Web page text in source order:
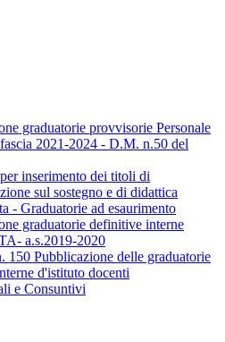
graduatorie provvisorie Personale
2021-2024 - D.M. n.50 del
inserimento dei titoli di
sul sostegno e di didattica
- Graduatorie ad esaurimento
graduatorie definitive interne
a.s.2019-2020
150 Pubblicazione delle graduatorie
d'istituto docenti
e Consuntivi